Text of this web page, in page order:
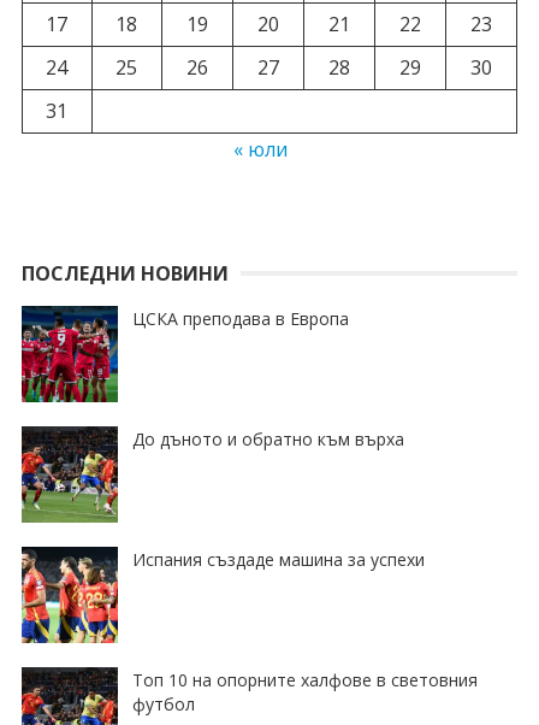
17
18 19 20 21 22
23
24
25 26 27 28 29
30
31
« юли
ПОСЛЕДНИ НОВИНИ
ЦСКА преподава в Европа
До дъното и обратно към върха
Испания създаде машина за успехи
Топ 10 на опорните халфове в световния
футбол